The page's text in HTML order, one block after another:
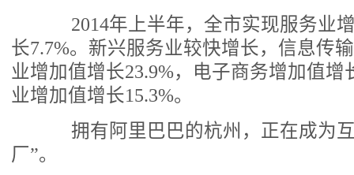
2014年上半年，全市实现服务业增
长7.7%。新兴服务业较快增长，信息传
业增加值增长23.9%，电子商务增加值增
业增加值增长15.3%。
拥有阿里巴巴的杭州，正在成为互
厂”。